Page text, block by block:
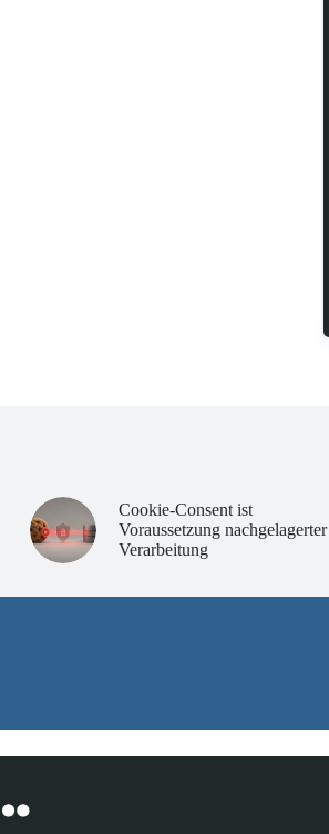
Cookie-Consent ist
Voraussetzung nachgelagerter
Verarbeitung